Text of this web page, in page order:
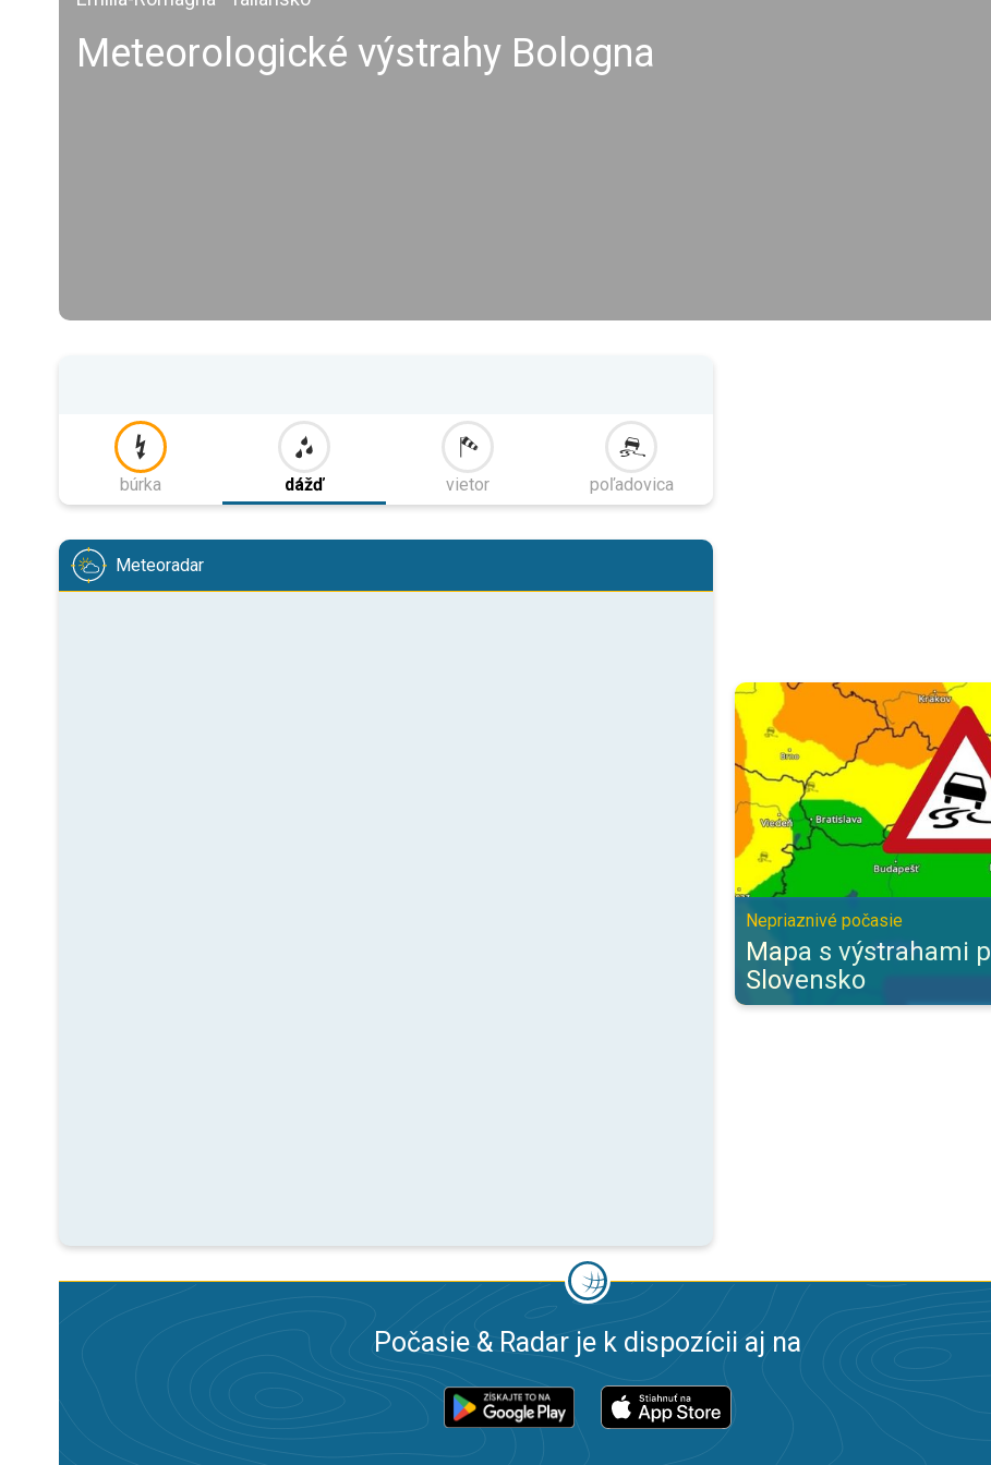
Meteorologické výstrahy Bologna
búrka dážď vietor poľadovica
Meteoradar
Mapa s výstrahami pre celé
Nepriaznivé počasie
Mapa s výstrahami
Slovensko
Počasie & Radar je k dispozícii aj na